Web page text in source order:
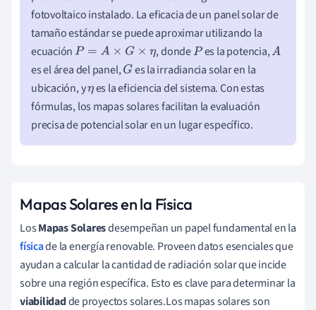
fotovoltaico instalado. La eficacia de un panel solar de
tamaño estándar se puede aproximar utilizando la
ecuaciónP= A× G× η , dondeP es la potencia,A
es el área del panel,Ges la irradiancia solar en la
ubicación, yηes la eficiencia del sistema. Con estas
fórmulas, los mapas solares facilitan la evaluación
precisa de potencial solar en un lugar específico.
Mapas Solares en la Física
LosMapas Solaresdesempeñan un papel fundamental en la
físicade la energía renovable. Proveen datos esenciales que
ayudan a calcular la cantidad de radiación solar que incide
sobre una región específica. Esto es clave para determinar la
viabilidadde proyectos solares.Los mapas solares son